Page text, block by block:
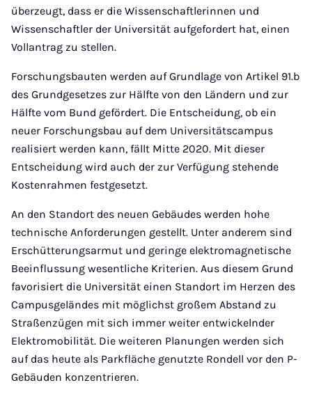
überzeugt, dass er die Wissenschaftlerinnen und
Wissenschaftler der Universität aufgefordert hat, einen
Vollantrag zu stellen.
Forschungsbauten werden auf Grundlage von Artikel 91.b
des Grundgesetzes zur Hälfte von den Ländern und zur
Hälfte vom Bund gefördert. Die Entscheidung, ob ein
neuer Forschungsbau auf dem Universitätscampus
realisiert werden kann, fällt Mitte 2020. Mit dieser
Entscheidung wird auch der zur Verfügung stehende
Kostenrahmen festgesetzt.
An den Standort des neuen Gebäudes werden hohe
technische Anforderungen gestellt. Unter anderem sind
Erschütterungsarmut und geringe elektromagnetische
Beeinflussung wesentliche Kriterien. Aus diesem Grund
favorisiert die Universität einen Standort im Herzen des
Campusgeländes mit möglichst großem Abstand zu
Straßenzügen mit sich immer weiter entwickelnder
Elektromobilität. Die weiteren Planungen werden sich
auf das heute als Parkfläche genutzte Rondell vor den P-
Gebäuden konzentrieren.